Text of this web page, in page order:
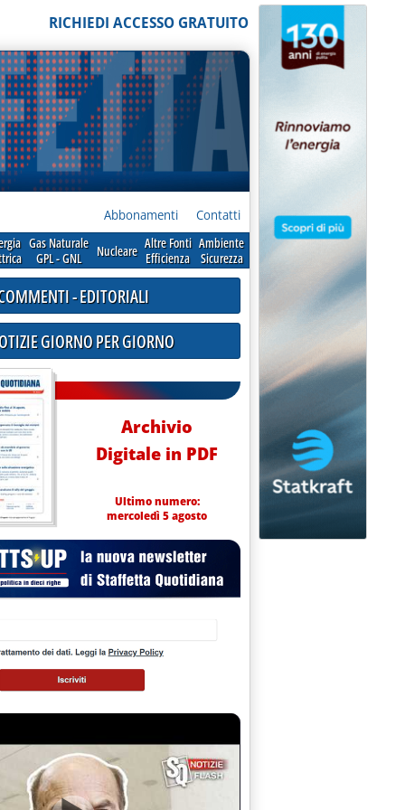
RICHIEDI ACCESSO GRATUITO
Abbonamenti Contatti
Gas Naturale
GPL - GNL
Nucleare Altre Fonti
Efficienza
Ambiente
Sicurezza
le tensioni tra azeri e armeni'
- EDITORIALI
GIORNO PER GIORNO
Archivio
Digitale in PDF
Ultimo numero:
mercoledì 5 agosto